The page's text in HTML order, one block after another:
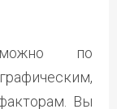
можно по
Вы